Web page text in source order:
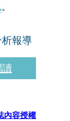
。
報導
內容授權